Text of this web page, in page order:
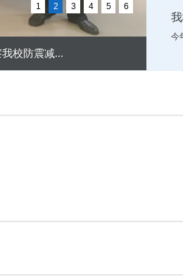
校防震减...
1 2 3 4 5 6
今